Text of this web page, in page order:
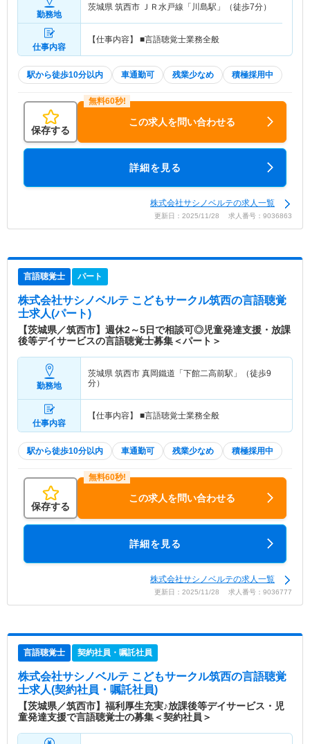
勤務地
茨城県 筑西市 ＪＲ水戸線「川島駅」（徒歩7分）
仕事内容
【仕事内容】 ■言語聴覚士業務全般
駅から徒歩10分以内 車通勤可 残業少なめ 積極採用中
保存する
この求人を問い合わせる
詳細を見る
株式会社サシノベルテの求人一覧
更新日：2025/11/28 求人番号：9036863
言語聴覚士 パート
株式会社サシノベルテ こどもサークル筑西の言語聴覚
士求人(パート)
【茨城県／筑西市】週休2～5日で相談可◎児童発達支援・放課
後等デイサービスの言語聴覚士募集＜パート＞
勤務地
茨城県 筑西市 真岡鐵道「下館二高前駅」（徒歩9
分）
仕事内容
【仕事内容】 ■言語聴覚士業務全般
駅から徒歩10分以内 車通勤可 残業少なめ 積極採用中
保存する
この求人を問い合わせる
詳細を見る
株式会社サシノベルテの求人一覧
更新日：2025/11/28 求人番号：9036777
言語聴覚士 契約社員・嘱託社員
株式会社サシノベルテ こどもサークル筑西の言語聴覚
士求人(契約社員・嘱託社員)
【茨城県／筑西市】福利厚生充実♪放課後等デイサービス・児
童発達支援で言語聴覚士の募集＜契約社員＞